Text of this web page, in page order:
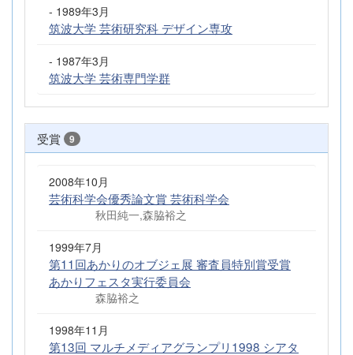
- 1989年3月
筑波大学 芸術研究科 デザイン専攻
- 1987年3月
筑波大学 芸術専門学群
受賞 9
2008年10月
芸術科学会優秀論文賞 芸術科学会
秋田純一,森脇裕之
1999年7月
第11回あかりのオブジェ展 審査員特別賞受賞
あかりフェスタ実行委員会
森脇裕之
1998年11月
第13回 マルチメディアグランプリ1998 シアタ